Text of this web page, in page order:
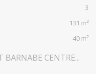
3
131 m²
40 m²
CENTRE...